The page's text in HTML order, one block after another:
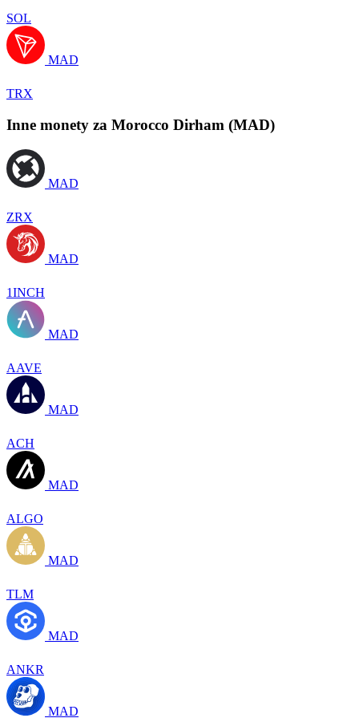
SOL
MAD
TRX
Inne monety za Morocco Dirham (MAD)
MAD
ZRX
MAD
1INCH
MAD
AAVE
MAD
ACH
MAD
ALGO
MAD
TLM
MAD
ANKR
MAD